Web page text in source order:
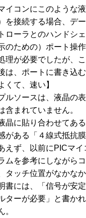
イコンにこのような
を接続する場合、デ
ローラとのハンドシ
のための）ポート操
理が必要でしたが、
は、ポートに書き込
くて、速い】
ルソースは、液晶の
含まれていません。
晶に貼り合わせてあ
がある「４線式抵抗
えず、以前にPICマ
ムを参考にしながら
タッチ位置がなかな
書には、「信号が安
ターが必要」と書か
。